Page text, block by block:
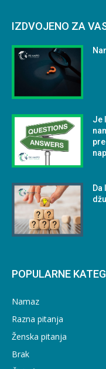
IZDVOJENO ZA
Je
POPULARNE
Namaz
Razna pitanja
Ženska pitanja
Brak